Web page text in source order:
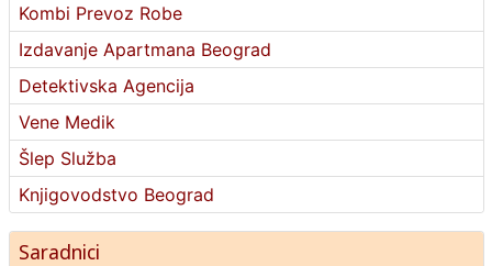
Kombi Prevoz Robe
Izdavanje Apartmana Beograd
Detektivska Agencija
Vene Medik
Šlep Služba
Knjigovodstvo Beograd
Saradnici